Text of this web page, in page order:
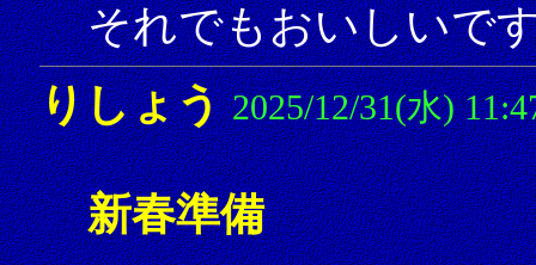
それでもおいしいで
りしょう 2025/12/31(水)
新春準備